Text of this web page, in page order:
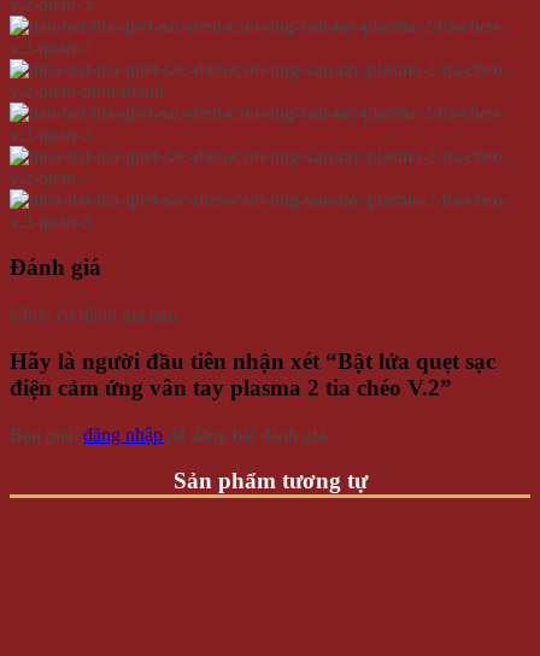
Đánh giá
Chưa có đánh giá nào.
Hãy là người đầu tiên nhận xét “Bật lửa quẹt sạc
điện cảm ứng vân tay plasma 2 tia chéo V.2”
Bạn phải đăng nhập để đăng bài đánh giá.
Sản phẩm tương tự